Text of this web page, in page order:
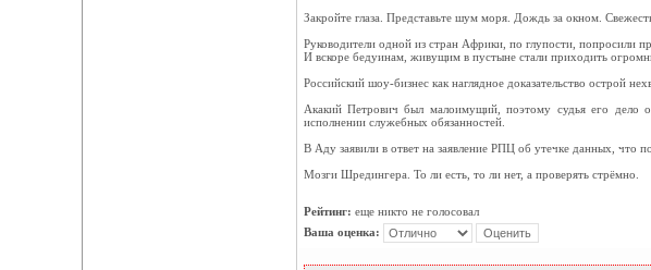
Закройте глаза. Представьте шум моря. Дождь за окном.
Руководители одной из стран Африки, по глупости, попросили
И вскоре бедуинам, живущим в пустыне стали приходить
Российский шоу-бизнес как наглядное доказательство острой
Акакий Петрович был малоимущий, поэтому судья его дело
исполнении служебных обязанностей.
В Аду заявили в ответ на заявление РПЦ об утечке данных, что
Мозги Шредингера. То ли есть, то ли нет, а проверять стрёмно.
Рейтинг: еще никто не голосовал
Ваша оценка: